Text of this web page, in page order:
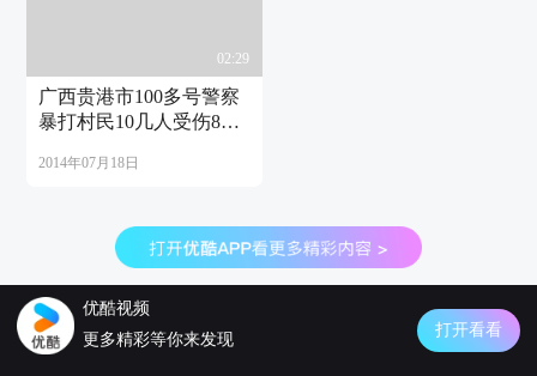
02:29
广西贵港市100多号警察
暴打村民10几人受伤8人
2014年07月18日
优酷视频
更多精彩等你来发现
打开看看